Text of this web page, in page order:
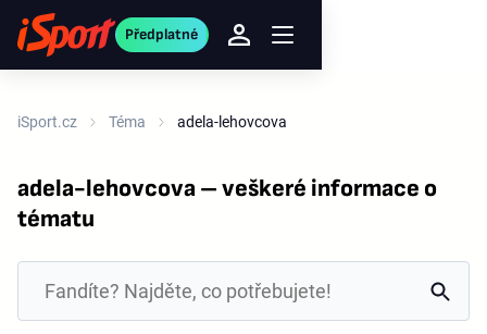
Předplatné
iSport.cz Téma adela-lehovcova
adela-lehovcova – veškeré informace o
tématu